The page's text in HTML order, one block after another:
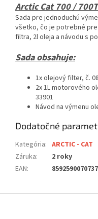
Arctic Cat 700 /
Sada pre jednoduchú
všetko, čo je potrebné
filtra, 2l oleja a návodu s
Sada obsahuje:
1x olejový filter, č.
2x 1L motorového
33901
Návod na výmenu
Dodatočné
Kategória: ARCTIC - CAT
Záruka:
2 roky
EAN: 8592590070737